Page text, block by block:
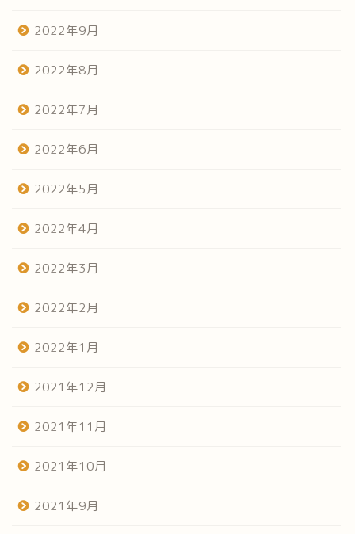
2022年9月
2022年8月
2022年7月
2022年6月
2022年5月
2022年4月
2022年3月
2022年2月
2022年1月
2021年12月
2021年11月
2021年10月
2021年9月